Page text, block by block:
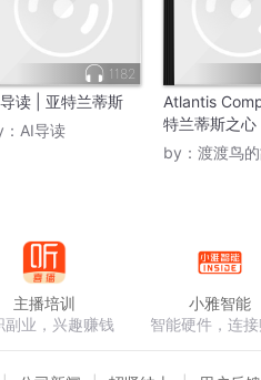
1182
读 | 亚特兰蒂斯
AI导读
Atlantis
特兰蒂斯之心
by： 渡渡鸟
主播培训
副业，兴趣赚钱
小雅智能
智能硬件，连